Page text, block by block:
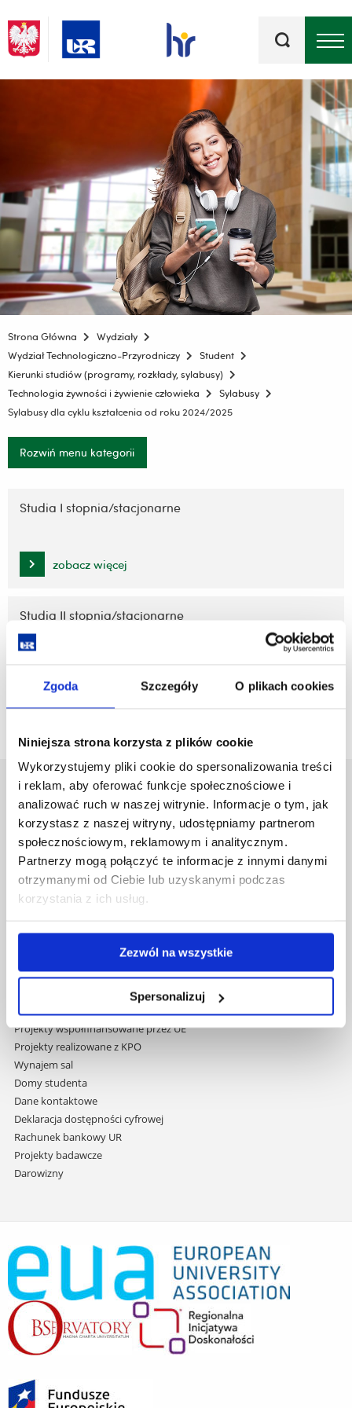
Zgoda Szczegóły O plikach cookies
Niniejsza strona korzysta z plików cookie
Wykorzystujemy pliki cookie do spersonalizowania treści
i reklam, aby oferować funkcje społecznościowe i
analizować ruch w naszej witrynie. Informacje o tym, jak
korzystasz z naszej witryny, udostępniamy partnerom
społecznościowym, reklamowym i analitycznym.
Partnerzy mogą połączyć te informacje z innymi danymi
otrzymanymi od Ciebie lub uzyskanymi podczas
korzystania z ich usług.
Zezwól na wszystkie
Spersonalizuj
kluczowe
Strona Główna
Wydziały
Wydział Technologiczno-Przyrodniczy
Student
Kierunki studiów (programy, rozkłady, sylabusy)
Technologia żywności i żywienie człowieka
Sylabusy
Sylabusy dla cyklu kształcenia od roku 2024/2025
Rozwiń menu kategorii
nawigację
treści
Studia I stopnia/stacjonarne
zobacz więcej
Studia II stopnia/stacjonarne
Uniwersytet Rzeszowski
Al. Tadeusza Rejtana 16C
35-959 Rzeszów
Pomiń
nawigację
do
Polityka prywatności
Mapa serwisu
Biblioteka
Covid info
Praca na UR
Fundusze strukturalne
Projekty współfinansowane przez UE
Projekty realizowane z KPO
Wynajem sal
Domy studenta
Dane kontaktowe
Deklaracja dostępności cyfrowej
Rachunek bankowy UR
Projekty badawcze
Darowizny